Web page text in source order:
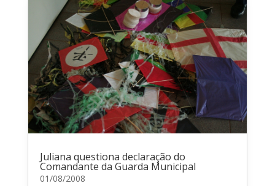
Juliana questiona declaração do
Comandante da Guarda Municipal
01/08/2008